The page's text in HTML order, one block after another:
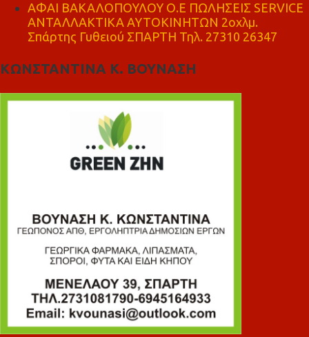
ΑΦΑΙ ΒΑΚΑΛΟΠΟΥΛΟΥ Ο.Ε ΠΩΛΗΣΕΙΣ SERVICE
ΑΝΤΑΛΛΑΚΤΙΚΑ ΑΥΤΟΚΙΝΗΤΩΝ 2οχλμ.
Σπάρτης Γυθειού ΣΠΑΡΤΗ Τηλ. 27310 26347
ΚΩΝΣΤΑΝΤΙΝΑ Κ. ΒΟΥΝΑΣΗ